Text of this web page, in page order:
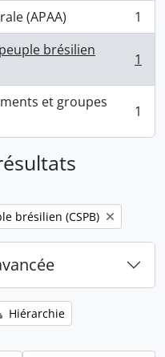
(APAA)
1
brésilien
1
et groupes
1
brésilien (CSPB)
Hiérarchie